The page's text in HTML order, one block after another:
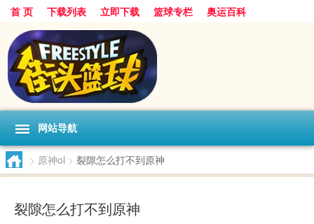
首 页 下载列表 立即下载 篮球专栏 奥运百科
网站导航
> 原神ol > 裂隙怎么打不到原神
裂隙怎么打不到原神